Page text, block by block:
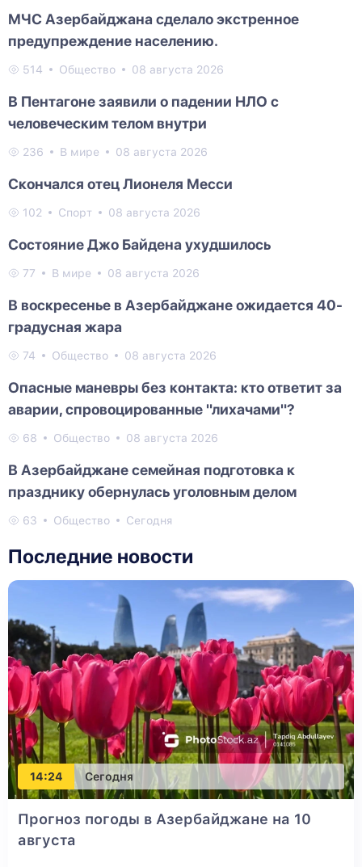
МЧС Азербайджана сделало экстренное
предупреждение населению.
514 Общество 08 августа 2026
В Пентагоне заявили о падении НЛО с
человеческим телом внутри
236 В мире 08 августа 2026
Скончался отец Лионеля Месси
102 Спорт 08 августа 2026
Состояние Джо Байдена ухудшилось
77 В мире 08 августа 2026
В воскресенье в Азербайджане ожидается 40-
градусная жара
74 Общество 08 августа 2026
Опасные маневры без контакта: кто ответит за
аварии, спровоцированные "лихачами"?
68 Общество 08 августа 2026
В Азербайджане семейная подготовка к
празднику обернулась уголовным делом
63 Общество Сегодня
Последние новости
14:24 Сегодня
Прогноз погоды в Азербайджане на 10
августа